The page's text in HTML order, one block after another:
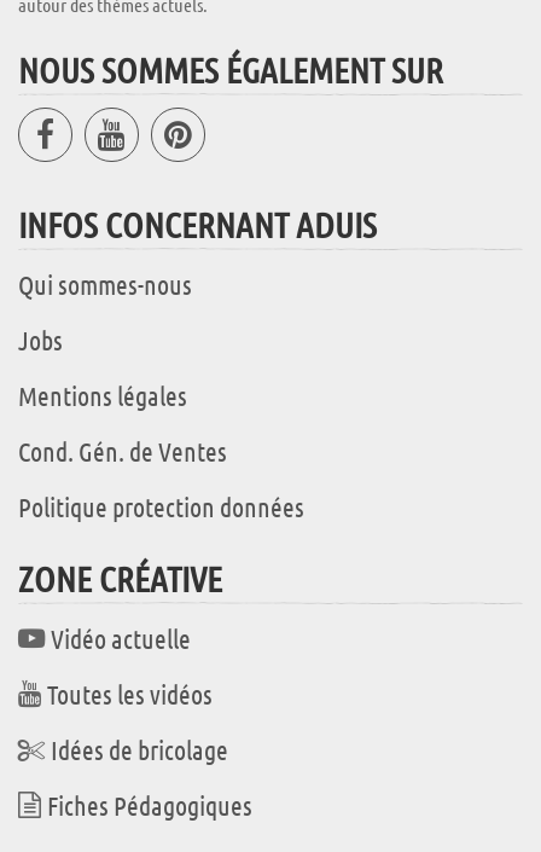
autour des thèmes actuels.
NOUS SOMMES ÉGALEMENT SUR
INFOS CONCERNANT ADUIS
Qui sommes-nous
Jobs
Mentions légales
Cond. Gén. de Ventes
Politique protection données
ZONE CRÉATIVE
Vidéo actuelle
Toutes les vidéos
Idées de bricolage
Fiches Pédagogiques